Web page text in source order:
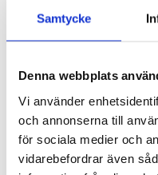
Samtycke
Denna webbplats
Vi använder
och annonserna till
för sociala medier och
vidarebefordrar även
- Varumärke: Love Mei
- Skydd: Droppsäkert, stötsäkert,
kompatibel med trådlös laddning
God för
Perfekt för utomhusäventyrare,
användare som behöver ett
snygg design.
Varför du kommer att älska det